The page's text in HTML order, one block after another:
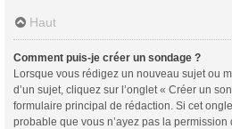
Haut
Comment puis-je créer un sondage ?
Lorsque vous rédigez un nouveau sujet ou
d’un sujet, cliquez sur l’onglet « Créer un
formulaire principal de rédaction. Si cet
probable que vous n’ayez pas la